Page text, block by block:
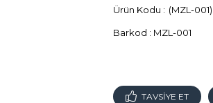
(MZL-001)
Barkod : MZL-001
TAVSIYE ET